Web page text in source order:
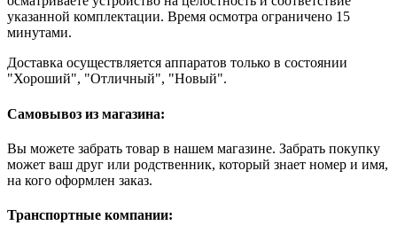
указанной комплектации. Время осмотра ограничено 15
минутами.
Доставка осуществляется аппаратов только в состоянии
"Хороший", "Отличный", "Новый".
Самовывоз из магазина:
Вы можете забрать товар в нашем магазине. Забрать покупку
может ваш друг или родственник, который знает номер и имя,
на кого оформлен заказ.
Транспортные компании: